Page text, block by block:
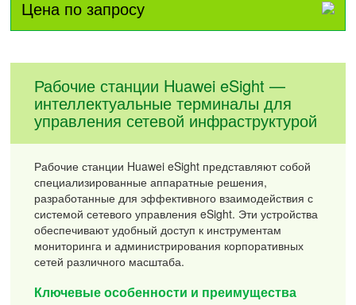
Цена по запросу
Рабочие станции Huawei eSight —
интеллектуальные терминалы для
управления сетевой инфраструктурой
Рабочие станции Huawei eSight представляют собой
специализированные аппаратные решения,
разработанные для эффективного взаимодействия с
системой сетевого управления eSight. Эти устройства
обеспечивают удобный доступ к инструментам
мониторинга и администрирования корпоративных
сетей различного масштаба.
Ключевые особенности и преимущества